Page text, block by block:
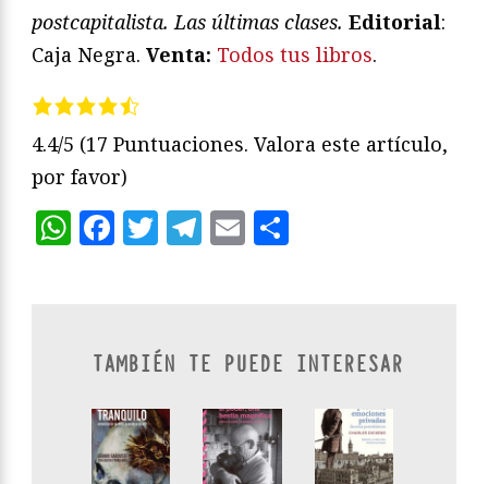
postcapitalista. Las últimas clases. Editorial:
Caja Negra. Venta: Todos tus libros.
4.4/5 (17 Puntuaciones. Valora este artículo,
por favor)
WhatsApp
Facebook
Twitter
Telegram
Email
TAMBIÉN TE PUEDE INTERESAR